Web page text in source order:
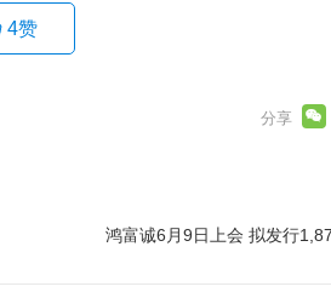
4赞
鸿富诚6月9日上会 拟发行